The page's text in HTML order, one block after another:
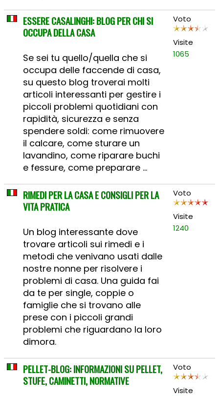
ESSERE CASALINGHI: BLOG PER CHI SI
OCCUPA DELLA CASA
Se sei tu quello/quella che si
occupa delle faccende di casa,
su questo blog troverai molti
articoli interessanti per gestire i
piccoli problemi quotidiani con
rapidità, sicurezza e senza
spendere soldi: come rimuovere
il calcare, come sturare un
lavandino, come riparare buchi
e fessure, come preparare ...
Voto
Visite
1065
RIMEDI PER LA CASA E CONSIGLI PER LA
VITA PRATICA
Un blog interessante dove
trovare articoli sui rimedi e i
metodi che venivano usati dalle
nostre nonne per risolvere i
problemi di casa. Una guida fai
da te per single, coppie o
famiglie che si trovano alle
prese con i piccoli grandi
problemi che riguardano la loro
dimora.
Voto
Visite
1240
PELLET-BLOG: INFORMAZIONI SU PELLET,
STUFE, CAMINETTI, NORMATIVE
Voto
Visite